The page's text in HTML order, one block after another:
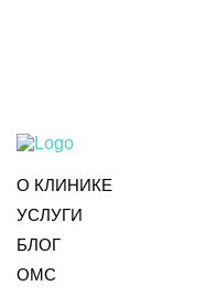
О КЛИНИКЕ
УСЛУГИ
БЛОГ
ОМС